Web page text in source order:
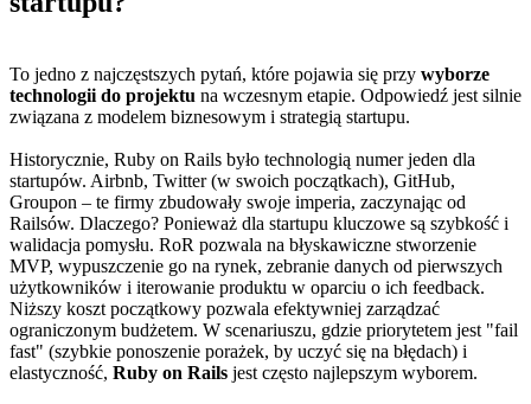
To jedno z najczęstszych pytań, które pojawia się przy wyborze
technologii do projektu na wczesnym etapie. Odpowiedź jest silnie
związana z modelem biznesowym i strategią startupu.
Historycznie, Ruby on Rails było technologią numer jeden dla
startupów. Airbnb, Twitter (w swoich początkach), GitHub,
Groupon – te firmy zbudowały swoje imperia, zaczynając od
Railsów. Dlaczego? Ponieważ dla startupu kluczowe są szybkość i
walidacja pomysłu. RoR pozwala na błyskawiczne stworzenie
MVP, wypuszczenie go na rynek, zebranie danych od pierwszych
użytkowników i iterowanie produktu w oparciu o ich feedback.
Niższy koszt początkowy pozwala efektywniej zarządzać
ograniczonym budżetem. W scenariuszu, gdzie priorytetem jest "fail
fast" (szybkie ponoszenie porażek, by uczyć się na błędach) i
elastyczność, Ruby on Rails jest często najlepszym wyborem.